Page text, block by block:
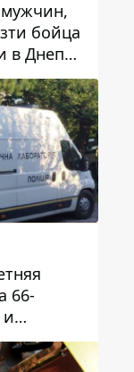
бойца
в Днепр
среди
66-